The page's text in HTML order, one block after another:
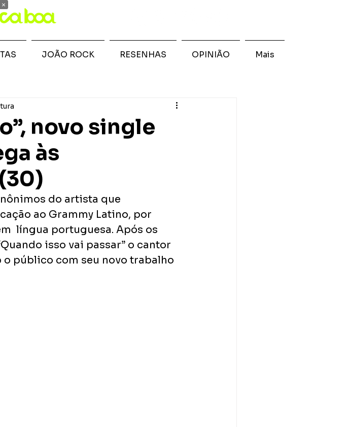
novo single
às
do artista que
ao Grammy Latino, por
língua portuguesa. Após os
isso vai passar” o cantor
público com seu novo trabalho
JOÃO ROCK RESENHAS OPINIÃO Mais
×